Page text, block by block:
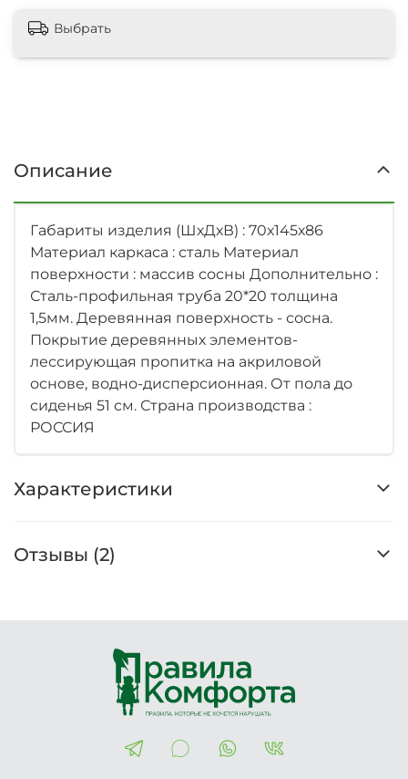
Выбрать
Описание
Габариты изделия (ШхДхВ) : 70х145х86
Материал каркаса : сталь Материал
поверхности : массив сосны Дополнительно :
Сталь-профильная труба 20*20 толщина
1,5мм. Деревянная поверхность - сосна.
Покрытие деревянных элементов-
лессирующая пропитка на акриловой
основе, водно-дисперсионная. От пола до
сиденья 51 см. Страна производства :
РОССИЯ
Характеристики
Отзывы (2)